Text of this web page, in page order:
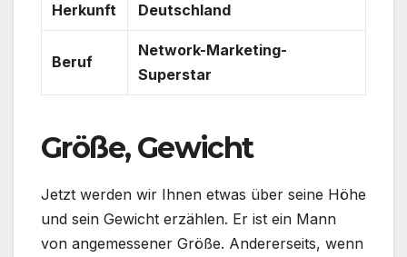
Herkunft Deutschland
Beruf
Network-Marketing-
Superstar
Größe, Gewicht
Jetzt werden wir Ihnen etwas über seine Höhe
und sein Gewicht erzählen. Er ist ein Mann
von angemessener Größe. Andererseits, wenn